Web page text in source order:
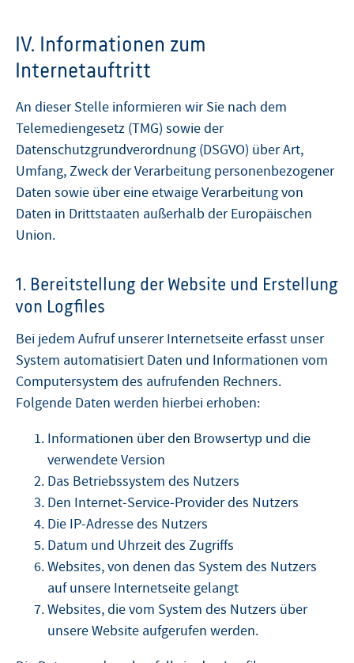
IV. Informationen zum
Internetauftritt
An dieser Stelle informieren wir Sie nach dem
Telemediengesetz (TMG) sowie der
Datenschutzgrundverordnung (DSGVO) über Art,
Umfang, Zweck der Verarbeitung personenbezogener
Daten sowie über eine etwaige Verarbeitung von
Daten in Drittstaaten außerhalb der Europäischen
Union.
1. Bereitstellung der Website und Erstellung
von Logfiles
Bei jedem Aufruf unserer Internetseite erfasst unser
System automatisiert Daten und Informationen vom
Computersystem des aufrufenden Rechners.
Folgende Daten werden hierbei erhoben:
Informationen über den Browsertyp und die
verwendete Version
Das Betriebssystem des Nutzers
Den Internet-Service-Provider des Nutzers
Die IP-Adresse des Nutzers
Datum und Uhrzeit des Zugriffs
Websites, von denen das System des Nutzers
auf unsere Internetseite gelangt
Websites, die vom System des Nutzers über
unsere Website aufgerufen werden.